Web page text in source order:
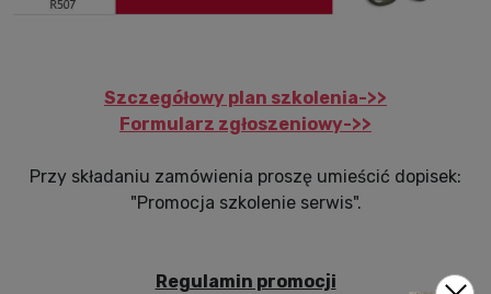
Szczegółowy plan szkolenia->>
Formularz zgłoszeniowy->>
Przy składaniu zamówienia proszę umieścić dopisek:
"Promocja szkolenie serwis".
Regulamin promocji